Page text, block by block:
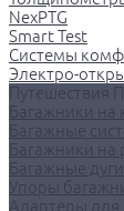
NexPTG
Smart Test
Системы
Электро-
Путешествия
Багажники
Багажные
Багажники на
Багажные дуги
Упоры
Адаптеры для